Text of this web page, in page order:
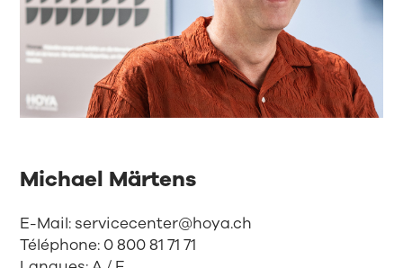
Michael Märtens
E-Mail: servicecenter@hoya.ch
Téléphone: 0 800 81 71 71